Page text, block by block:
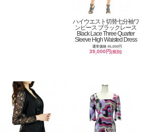
ハイウエスト切替七分袖ワ
ンピース ブラックレース
Black Lace Three Quarter
Sleeve High Waisted Dress
通常価格 45,000円
39,000円(税別)